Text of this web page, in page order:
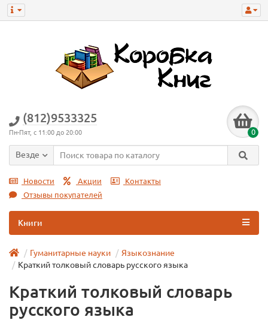
(812)9533325
Пн-Пят, с 11:00 до 20:00 0
Везде
Новости Акции
Контакты
Отзывы покупателей
Книги
Гуманитарные науки
Языкознание
Краткий толковый словарь русского языка
Краткий толковый словарь
русского языка